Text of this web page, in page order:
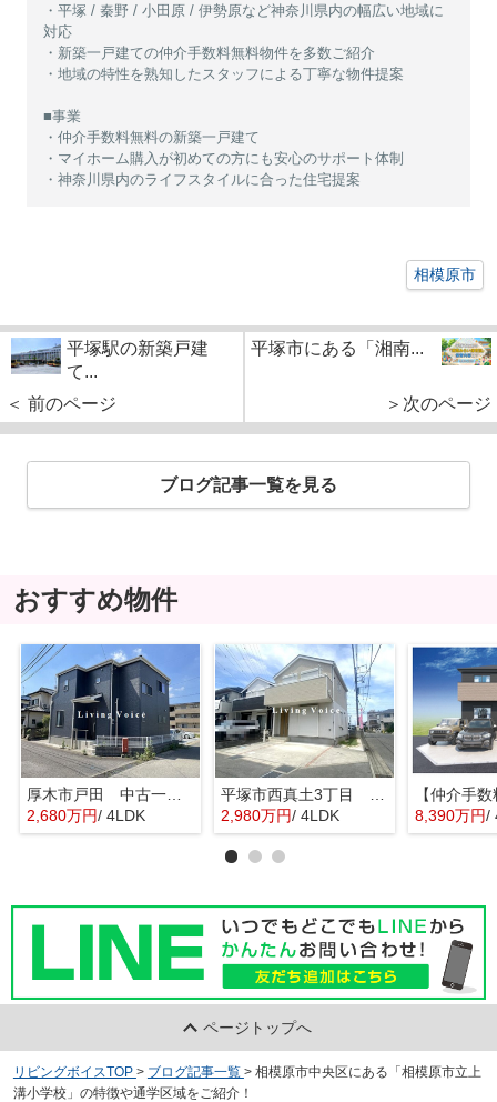
・平塚 / 秦野 / 小田原 / 伊勢原など神奈川県内の幅広い地域に
対応
・新築一戸建ての仲介手数料無料物件を多数ご紹介
・地域の特性を熟知したスタッフによる丁寧な物件提案
■事業
・仲介手数料無料の新築一戸建て
・マイホーム購入が初めての方にも安心のサポート体制
・神奈川県内のライフスタイルに合った住宅提案
相模原市
平塚駅の新築戸建
て...
＜ 前のページ
平塚市にある「湘南...
＞次のページ
ブログ記事一覧を見る
おすすめ物件
厚木市戸田 中古一戸建て
2,680万円/ 4LDK
平塚市西真土3丁目 中古一戸建て
2,980万円/ 4LDK 8,390万円/
ページトップへ
リビングボイスTOP > ブログ記事一覧 > 相模原市中央区にある「相模原市立上
溝小学校」の特徴や通学区域をご紹介！